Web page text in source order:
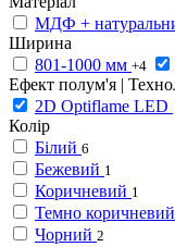
МДФ +
Ширина
801-1000 мм +4
Ефект полум'я |
2D Optiflame LED
Колір
Білий 6
Бежевий 1
Коричневий 1
Темно коричневий
Чорний 2